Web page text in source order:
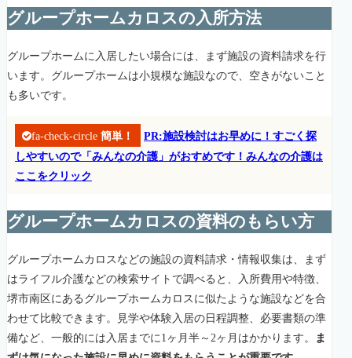
グループホームカロスの入所方法
グループホームに入居したい場合には、まず施設の資料請求を行
います。グループホームは小規模な施設なので、空きがないこと
も多いです。
fa-check-circle 簡単！
PR:施設検討はお早めに！すごく探
しやすいので「みんなの介護」がおすめです！みんなの介護は
ここをクリック
グループホームカロスの資料のもらい方
グループホームカロスなどの施設の資料請求・情報収集は、まず
はライフル介護などの検索サイトで調べると、入所費用や特徴、
堺市南区にあるグループホームカロスに似たような施設などを合
わせて比較できます。見学や体験入居の日程調整、必要書類の準
備など、一般的には入居までに1ヶ月半～2ヶ月はかかります。
ま